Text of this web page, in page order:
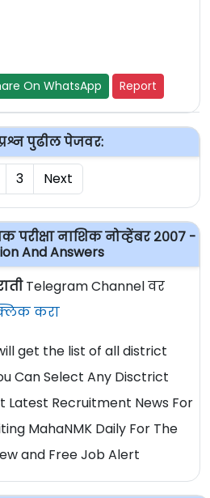
On WhatsApp Report
पुढील पेजवर:
3 Next
नाशिक नोव्हेंबर २००७ -
And Answers
Telegram Channel वर
करा
get the list of all district
Can Select Any Disctrict
Latest Recruitment News For
MahaNMK Daily For The
and Free Job Alert